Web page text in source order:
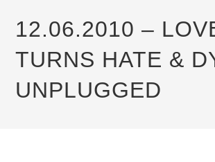
12.06.2010 –
TURNS HATE &
UNPLUGGED